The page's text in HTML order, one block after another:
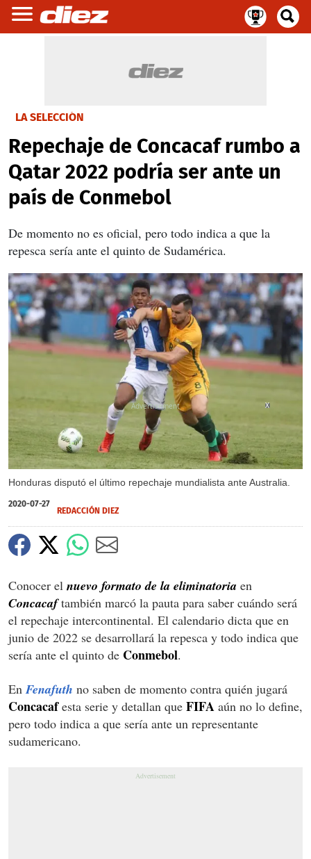
LA SELECCIÓN
Repechaje de Concacaf rumbo a
Qatar 2022 podría ser ante un
país de Conmebol
De momento no es oficial, pero todo indica a que la
repesca sería ante el quinto de Sudamérica.
Honduras disputó el último repechaje mundialista ante Australia.
X
2020-07-27
REDACCIÓN DIEZ
Conocer el nuevo formato de la eliminatoria en
Concacaftambién marcó la pauta para saber cuándo será
el repechaje intercontinental. El calendario dicta que en
junio de 2022 se desarrollará la repesca y todo indica que
sería ante el quinto de Conmebol.
En Fenafuth no saben de momento contra quién jugará
Concacafesta serie y detallan que FIFA aún no lo define,
pero todo indica a que sería ante un representante
sudamericano.